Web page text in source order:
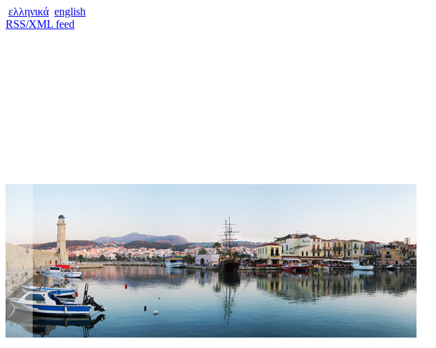
ελληνικά english
RSS/XML feed